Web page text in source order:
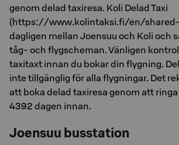
genom delad taxiresa. Koli Delad Taxi
(https://www.kolintaksi.fi/en/
dagligen mellan Joensuu och Koli och
tåg- och flygscheman. Vänligen
taxitaxt innan du bokar din flygning.
inte tillgänglig för alla flygningar. Det
att boka delad taxiresa genom att
4392 dagen innan.
Joensuu busstation